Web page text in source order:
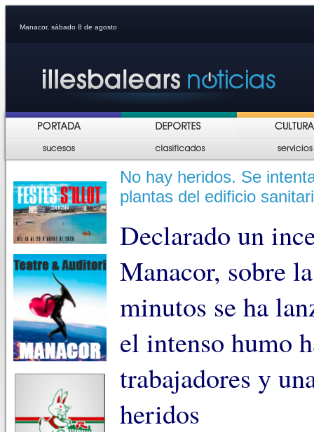
Manacor, sábado 8 de agosto
No hay heridos. Se
plantas del edificio
Declarado un
Manacor, sobre
minutos se ha
el intenso humo
trabajadores y
heridos